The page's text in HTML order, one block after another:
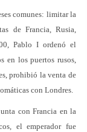
comunes: limitar la
de Francia, Rusia,
Pablo I ordenó el
en los puertos rusos,
prohibió la venta de
con Londres.
con Francia en la
el emperador fue